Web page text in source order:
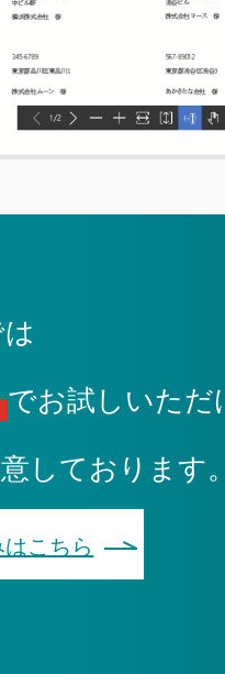
でお試しいただ
しております。
こちら